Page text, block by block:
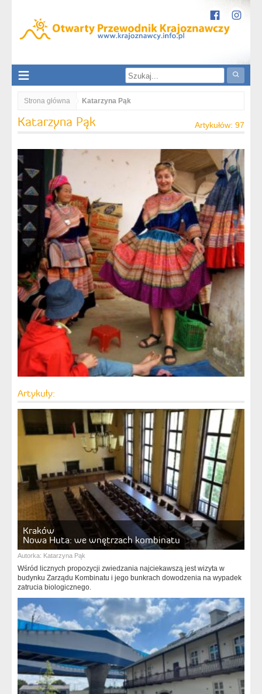
Strona główna Katarzyna Pąk
Katarzyna Pąk Artykułów: 97
Artykuły:
Kraków
Nowa Huta: we wnętrzach kombinatu
Autorka: Katarzyna Pąk
Wśród licznych propozycji zwiedzania najciekawszą jest wizyta w
budynku Zarządu Kombinatu i jego bunkrach dowodzenia na wypadek
zatrucia biologicznego.